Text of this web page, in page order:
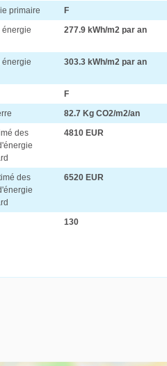
primaire
F
énergie
277.9 kWh/m2 par an
énergie
303.3 kWh/m2 par an
F
82.7 Kg CO2/m2/an
des
4810 EUR
des
6520 EUR
130